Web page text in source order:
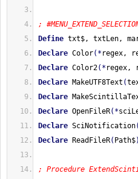
;
Define txt$, txtLen,
Declare Color( * regex,
Declare Color2( * regex,
Declare MakeUTF8Text (
Declare
Declare OpenFileR( *
Declare SciNotification(
Declare ReadFileR( Path$)
; Procedure